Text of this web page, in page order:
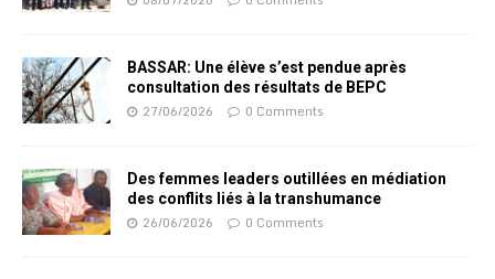
BASSAR: Une élève s’est pendue après
consultation des résultats de BEPC
27/06/2026 0 Comments
Des femmes leaders outillées en médiation
des conflits liés à la transhumance
26/06/2026 0 Comments